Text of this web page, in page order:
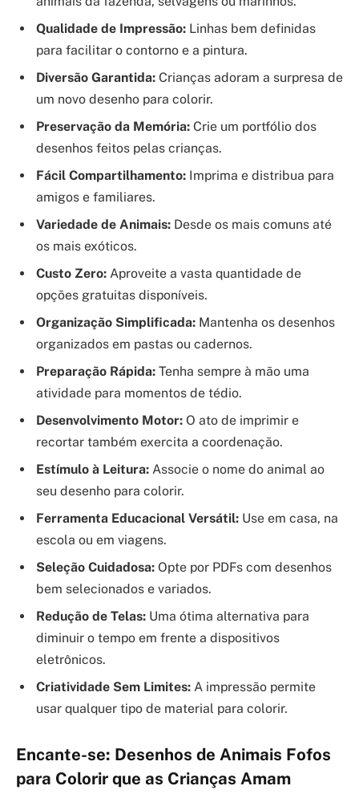
Qualidade de Impressão: Linhas bem definidas
para facilitar o contorno e a pintura.
Diversão Garantida: Crianças adoram a surpresa de
um novo desenho para colorir.
Preservação da Memória: Crie um portfólio dos
desenhos feitos pelas crianças.
Fácil Compartilhamento: Imprima e distribua para
amigos e familiares.
Variedade de Animais: Desde os mais comuns até
os mais exóticos.
Custo Zero: Aproveite a vasta quantidade de
opções gratuitas disponíveis.
Organização Simplificada: Mantenha os desenhos
organizados em pastas ou cadernos.
Preparação Rápida: Tenha sempre à mão uma
atividade para momentos de tédio.
Desenvolvimento Motor: O ato de imprimir e
recortar também exercita a coordenação.
Estímulo à Leitura: Associe o nome do animal ao
seu desenho para colorir.
Ferramenta Educacional Versátil: Use em casa, na
escola ou em viagens.
Seleção Cuidadosa: Opte por PDFs com desenhos
bem selecionados e variados.
Redução de Telas: Uma ótima alternativa para
diminuir o tempo em frente a dispositivos
eletrônicos.
Criatividade Sem Limites: A impressão permite
usar qualquer tipo de material para colorir.
Encante-se: Desenhos de Animais Fofos
para Colorir que as Crianças Amam